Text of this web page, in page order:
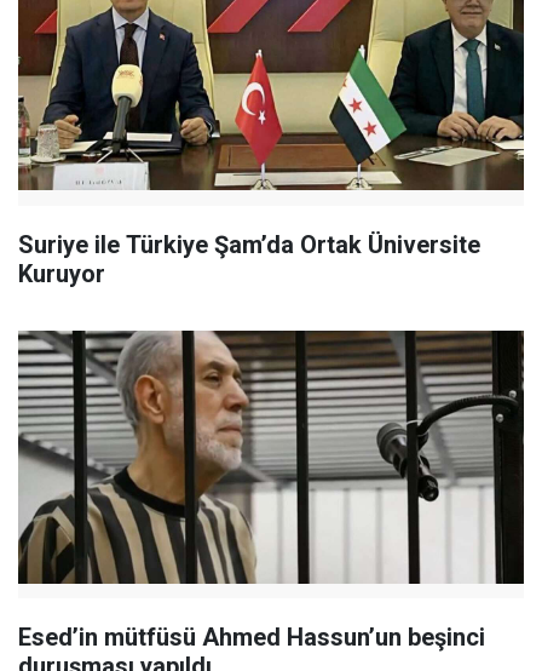
Suriye ile Türkiye Şam’da Ortak Üniversite
Kuruyor
Esed’in mütfüsü Ahmed Hassun’un beşinci